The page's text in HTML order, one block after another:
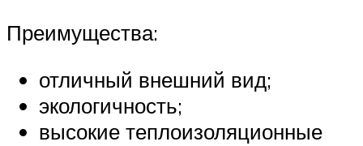
Преимущества:
отличный внешний вид;
экологичность;
высокие теплоизоляционные